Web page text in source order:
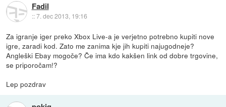
Fadil
::7. dec 2013, 19:16
Za igranje iger preko Xbox Live-a je verjetno potrebno kupiti nove
igre, zaradi kod. Zato me zanima kje jih kupiti najugodneje?
Angleški Ebay mogoče? Če ima kdo kakšen link od dobre trgovine,
se priporočam!?
Lep pozdrav